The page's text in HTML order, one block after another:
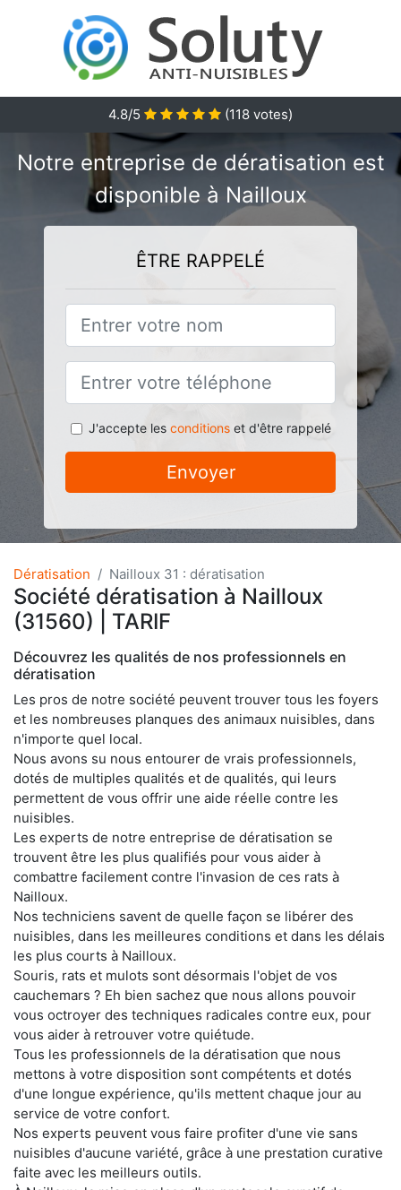
4.8/5 (118 votes)
Notre entreprise de dératisation est
disponible à Nailloux
ÊTRE RAPPELÉ
J'accepte les conditionset d'être rappelé
Envoyer
Dératisation Nailloux 31 : dératisation
Société dératisation à Nailloux
(31560) | TARIF
Découvrez les qualités de nos professionnels en
dératisation
Les pros de notre société peuvent trouver tous les foyers
et les nombreuses planques des animaux nuisibles, dans
n'importe quel local.
Nous avons su nous entourer de vrais professionnels,
dotés de multiples qualités et de qualités, qui leurs
permettent de vous offrir une aide réelle contre les
nuisibles.
Les experts de notre entreprise de dératisation se
trouvent être les plus qualifiés pour vous aider à
combattre facilement contre l'invasion de ces rats à
Nailloux.
Nos techniciens savent de quelle façon se libérer des
nuisibles, dans les meilleures conditions et dans les délais
les plus courts à Nailloux.
Souris, rats et mulots sont désormais l'objet de vos
cauchemars ? Eh bien sachez que nous allons pouvoir
vous octroyer des techniques radicales contre eux, pour
vous aider à retrouver votre quiétude.
Tous les professionnels de la dératisation que nous
mettons à votre disposition sont compétents et dotés
d'une longue expérience, qu'ils mettent chaque jour au
service de votre confort.
Nos experts peuvent vous faire profiter d'une vie sans
nuisibles d'aucune variété, grâce à une prestation curative
faite avec les meilleurs outils.